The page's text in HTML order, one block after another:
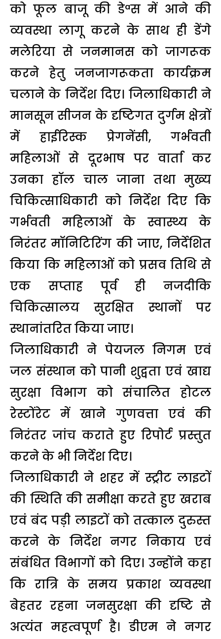
को फूल बाजू की डेªस में आने की
व्यवस्था लागू करने के साथ ही डेंगे
मलेरिया से जनमानस को जागरूक
करने हेतु जनजागरूकता कार्यक्रम
चलाने के निर्देश दिए। जिलाधिकारी ने
मानसून सीजन के दृष्टिगत दुर्गम क्षेत्रों
में हाईरिस्क प्रेगनेंसी, गर्भवती
महिलाओं से दूरभाष पर वार्ता कर
उनका हॉल चाल जाना तथा मुख्य
चिकित्साधिकारी को निर्देश दिए कि
गर्भवती महिलाओं के स्वास्थ्य के
निरंतर मॉनिटिरिंग की जाए, निर्देशित
किया कि महिलाओं को प्रसव तिथि से
एक सप्ताह पूर्व ही नजदीकि
चिकित्सालय सुरक्षित स्थानों पर
स्थानांतरित किया जाए।
जिलाधिकारी ने पेयजल निगम एवं
जल संस्थान को पानी शुद्वता एवं खाद्य
सुरक्षा विभाग को संचालित होटल
रेस्टोंरेट में खाने गुणवत्ता एवं की
निरंतर जांच कराते हुए रिपोर्ट प्रस्तुत
करने के भी निर्देश दिए।
जिलाधिकारी ने शहर में स्ट्रीट लाइटों
की स्थिति की समीक्षा करते हुए खराब
एवं बंद पड़ी लाइटों को तत्काल दुरुस्त
करने के निर्देश नगर निकाय एवं
संबंधित विभागों को दिए। उन्होंने कहा
कि रात्रि के समय प्रकाश व्यवस्था
बेहतर रहना जनसुरक्षा की दृष्टि से
अत्यंत महत्वपूर्ण है। डीएम ने नगर